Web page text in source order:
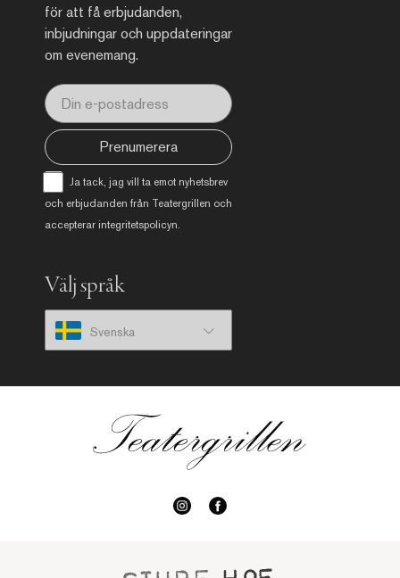
för att få erbjudanden,
inbjudningar och uppdateringar
om evenemang.
Ja tack, jag vill ta emot nyhetsbrev
och erbjudanden från Teatergrillen och
accepterar integritetspolicyn
Prenumerera
Välj språk
Svenska